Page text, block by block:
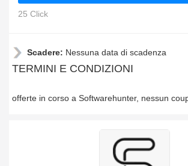
25 Click
Scadere: Nessuna data di scadenza
TERMINI E CONDIZIONI
offerte in corso a Softwarehunter, nessun